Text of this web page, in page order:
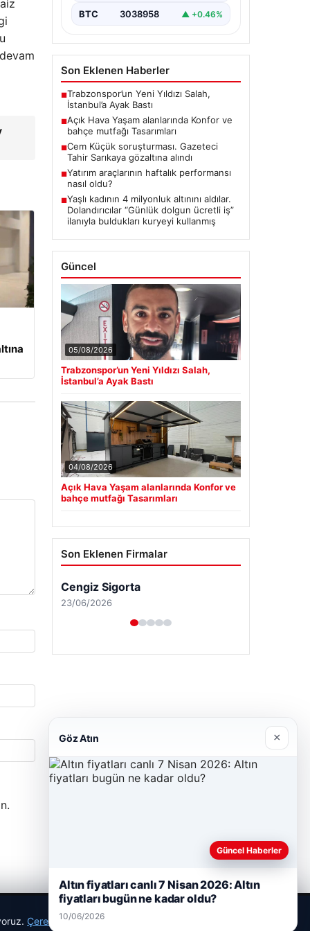
BTC 3038958 ▲ +0.46%
Son Eklenen Haberler
■Trabzonspor’un Yeni Yıldızı Salah,
İstanbul’a Ayak Bastı
■Açık Hava Yaşam alanlarında Konfor ve
bahçe mutfağı Tasarımları
■Cem Küçük soruşturması. Gazeteci
Tahir Sarıkaya gözaltına alındı
■Yatırım araçlarının haftalık performansı
nasıl oldu?
■Yaşlı kadının 4 milyonluk altınını aldılar.
Dolandırıcılar “Günlük dolgun ücretli iş”
ilanıyla buldukları kuryeyi kullanmış
Güncel
05/08/2026
Trabzonspor’un Yeni Yıldızı Salah,
İstanbul’a Ayak Bastı
04/08/2026
Açık Hava Yaşam alanlarında Konfor ve
bahçe mutfağı Tasarımları
Son Eklenen Firmalar
Cengiz Sigorta
23/06/2026
Çerez Politikamız
Göz Atın ×
Güncel Haberler
Altın fiyatları canlı 7 Nisan 2026: Altın
fiyatları bugün ne kadar oldu?
10/06/2026